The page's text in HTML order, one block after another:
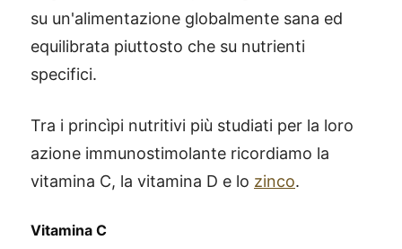
su un'alimentazione globalmente sana ed
equilibrata piuttosto che su nutrienti
specifici.
Tra i princìpi nutritivi più studiati per la loro
azione immunostimolante ricordiamo la
vitamina C, la vitamina D e lo zinco.
Vitamina C